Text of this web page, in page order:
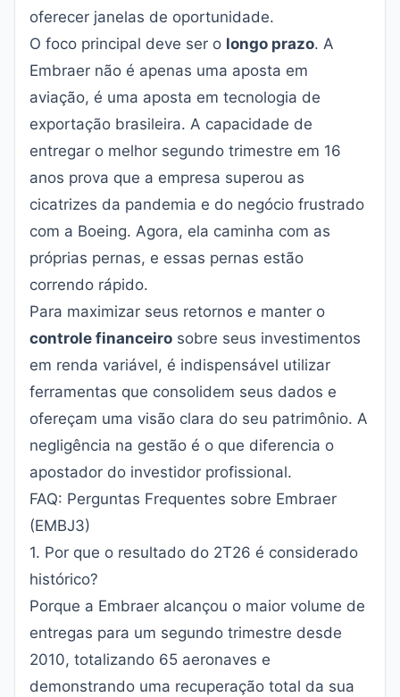
oferecer janelas de oportunidade.
O foco principal deve ser o longo prazo. A
Embraer não é apenas uma aposta em
aviação, é uma aposta em tecnologia de
exportação brasileira. A capacidade de
entregar o melhor segundo trimestre em 16
anos prova que a empresa superou as
cicatrizes da pandemia e do negócio frustrado
com a Boeing. Agora, ela caminha com as
próprias pernas, e essas pernas estão
correndo rápido.
Para maximizar seus retornos e manter o
controle financeiro sobre seus investimentos
em renda variável, é indispensável utilizar
ferramentas que consolidem seus dados e
ofereçam uma visão clara do seu patrimônio. A
negligência na gestão é o que diferencia o
apostador do investidor profissional.
FAQ: Perguntas Frequentes sobre Embraer
(EMBJ3)
1. Por que o resultado do 2T26 é considerado
histórico?
Porque a Embraer alcançou o maior volume de
entregas para um segundo trimestre desde
2010, totalizando 65 aeronaves e
demonstrando uma recuperação total da sua